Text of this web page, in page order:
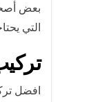
بعض
التي
افضل